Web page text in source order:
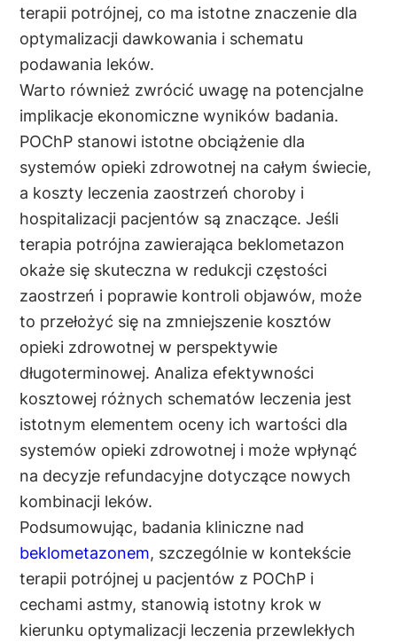
terapii potrójnej, co ma istotne znaczenie dla
optymalizacji dawkowania i schematu
podawania leków.
Warto również zwrócić uwagę na potencjalne
implikacje ekonomiczne wyników badania.
POChP stanowi istotne obciążenie dla
systemów opieki zdrowotnej na całym świecie,
a koszty leczenia zaostrzeń choroby i
hospitalizacji pacjentów są znaczące. Jeśli
terapia potrójna zawierająca beklometazon
okaże się skuteczna w redukcji częstości
zaostrzeń i poprawie kontroli objawów, może
to przełożyć się na zmniejszenie kosztów
opieki zdrowotnej w perspektywie
długoterminowej. Analiza efektywności
kosztowej różnych schematów leczenia jest
istotnym elementem oceny ich wartości dla
systemów opieki zdrowotnej i może wpłynąć
na decyzje refundacyjne dotyczące nowych
kombinacji leków.
Podsumowując, badania kliniczne nad
beklometazonem, szczególnie w kontekście
terapii potrójnej u pacjentów z POChP i
cechami astmy, stanowią istotny krok w
kierunku optymalizacji leczenia przewlekłych